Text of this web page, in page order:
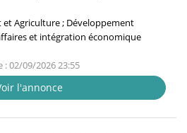
et Agriculture ; Développement
et intégration économique
02/09/2026 23:55
l'annonce